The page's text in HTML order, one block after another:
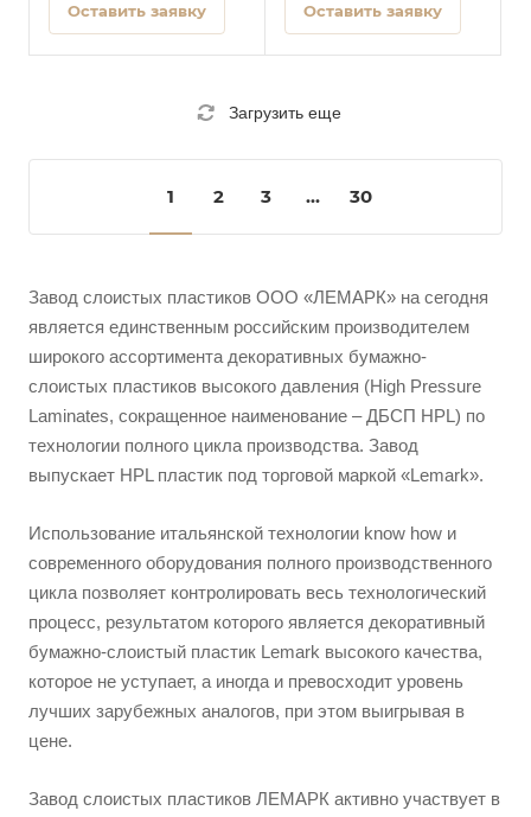
Оставить заявку Оставить заявку
Загрузить еще
1 2 3 ... 30
Завод слоистых пластиков ООО «ЛЕМАРК» на сегодня
является единственным российским производителем
широкого ассортимента декоративных бумажно-
слоистых пластиков высокого давления (High Pressure
Laminates, сокращенное наименование – ДБСП HPL) по
технологии полного цикла производства. Завод
выпускает HPL пластик под торговой маркой «Lemark».
Использование итальянской технологии know how и
современного оборудования полного производственного
цикла позволяет контролировать весь технологический
процесс, результатом которого является декоративный
бумажно-слоистый пластик Lemark высокого качества,
которое не уступает, а иногда и превосходит уровень
лучших зарубежных аналогов, при этом выигрывая в
цене.
Завод слоистых пластиков ЛЕМАРК активно участвует в